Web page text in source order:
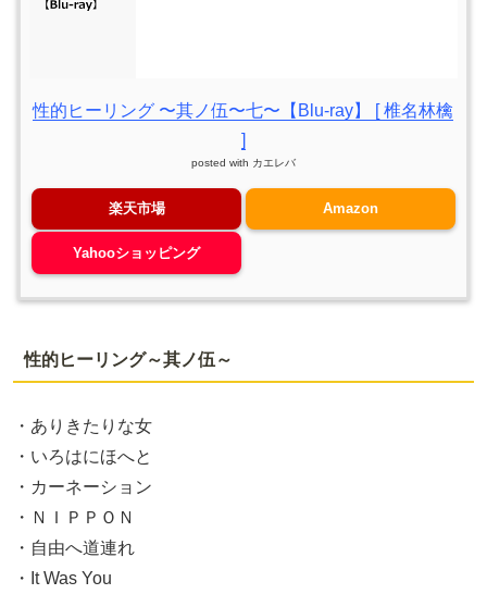
性的ヒーリング 〜其ノ伍〜七〜【Blu-ray】 [ 椎名林檎
]
posted with カエレバ
楽天市場 Amazon
Yahooショッピング
性的ヒーリング～其ノ伍～
・ありきたりな女
・いろはにほへと
・カーネーション
・ＮＩＰＰＯＮ
・自由へ道連れ
・It Was You